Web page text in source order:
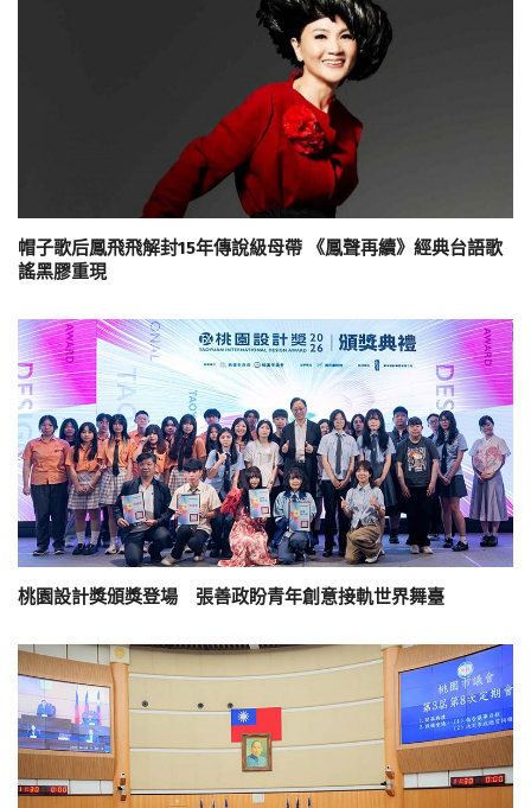
帽子歌后鳳飛飛解封15年傳說級母帶 《鳳聲再續》經典台語歌
謠黑膠重現
桃園設計獎頒獎登場 張善政盼青年創意接軌世界舞臺